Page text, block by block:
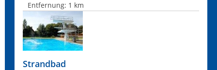
Entfernung: 1 km
Strandbad